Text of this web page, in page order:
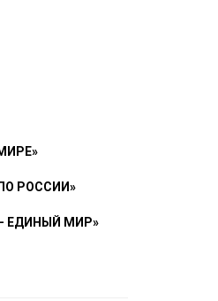
РОССИИ»
ЕДИНЫЙ МИР»